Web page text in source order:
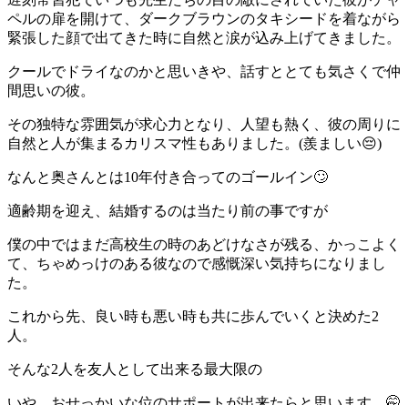
ペルの扉を開けて、ダークブラウンのタキシードを着ながら
緊張した顔で出てきた時に自然と涙が込み上げてきました。
クールでドライなのかと思いきや、話すととても気さくで仲
間思いの彼。
その独特な雰囲気が求心力となり、人望も熱く、彼の周りに
自然と人が集まるカリスマ性もありました。(羨ましい😔)
なんと奥さんとは10年付き合ってのゴールイン🙄
適齢期を迎え、結婚するのは当たり前の事ですが
僕の中ではまだ高校生の時のあどけなさが残る、かっこよく
て、ちゃめっけのある彼なので感慨深い気持ちになりまし
た。
これから先、良い時も悪い時も共に歩んでいくと決めた2
人。
そんな2人を友人として出来る最大限の